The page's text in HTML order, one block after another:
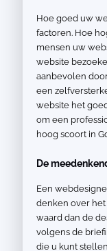
Hoe goed uw
factoren. Hoe
mensen uw
website
aanbevolen
een
website het
om een
hoog scoort in
De
Een
denken over
waard dan de
volgens de
die u kunt